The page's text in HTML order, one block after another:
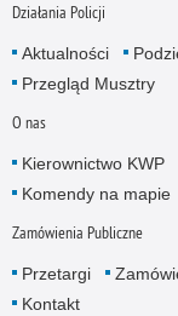
Działania Policji
Aktualności
Przegląd Musztry
O nas
Kierownictwo KWP
Komendy na mapie
Zamówienia Publiczne
Przetargi
Kontakt